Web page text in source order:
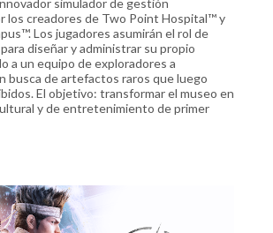
simulador de gestión
los creadores de Two Point Hospital™ y
Los jugadores asumirán el rol de
diseñar y administrar su propio
a un equipo de exploradores a
busca de artefactos raros que luego
El objetivo: transformar el museo en
y de entretenimiento de primer